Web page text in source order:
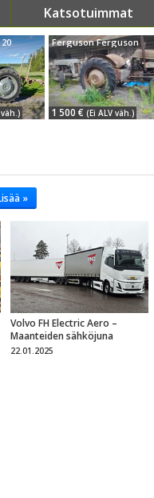
Katsotuimmat
Ferguson Ferguson
1 500 € (Ei ALV väh.)
»
Volvo FH Electric Aero –
Maanteiden sähköjuna
22.01.2025